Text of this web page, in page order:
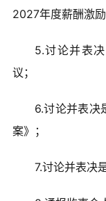
2027年度薪酬激励
5.讨论并表
议；
6.讨论并表决
案》；
7.讨论并表决